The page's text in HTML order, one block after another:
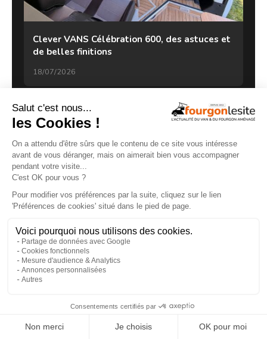
Clever VANS Célébration 600, des astuces et
de belles finitions
18/07/2026
GUIDE D'ACHAT